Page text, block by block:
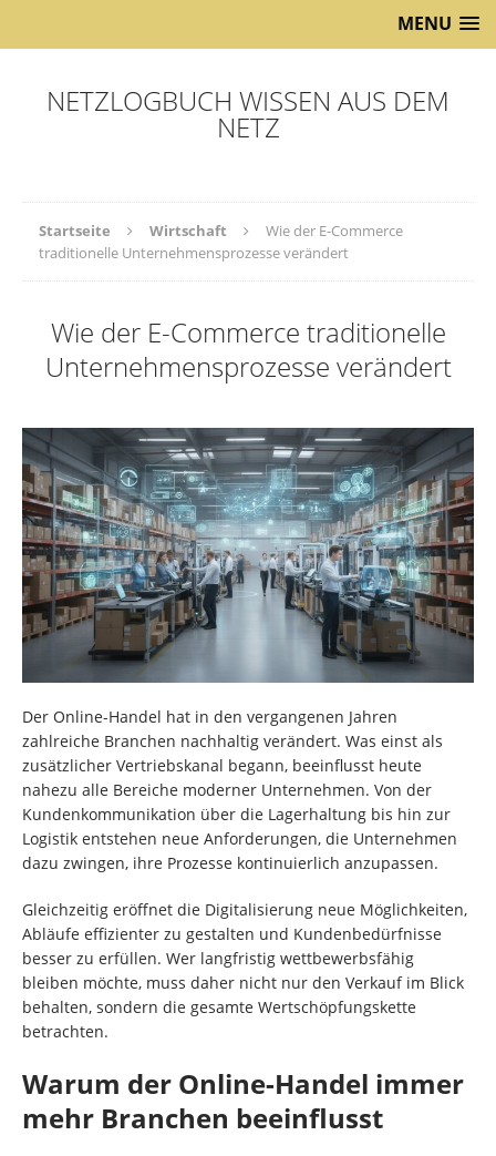
MENU
NETZLOGBUCH WISSEN AUS DEM
NETZ
Startseite Wirtschaft
Wie der E-Commerce
traditionelle Unternehmensprozesse verändert
Wie der E-Commerce traditionelle
Unternehmensprozesse verändert
Der Online-Handel hat in den vergangenen Jahren
zahlreiche Branchen nachhaltig verändert. Was einst als
zusätzlicher Vertriebskanal begann, beeinflusst heute
nahezu alle Bereiche moderner Unternehmen. Von der
Kundenkommunikation über die Lagerhaltung bis hin zur
Logistik entstehen neue Anforderungen, die Unternehmen
dazu zwingen, ihre Prozesse kontinuierlich anzupassen.
Gleichzeitig eröffnet die Digitalisierung neue Möglichkeiten,
Abläufe effizienter zu gestalten und Kundenbedürfnisse
besser zu erfüllen. Wer langfristig wettbewerbsfähig
bleiben möchte, muss daher nicht nur den Verkauf im Blick
behalten, sondern die gesamte Wertschöpfungskette
betrachten.
Warum der Online-Handel immer
mehr Branchen beeinflusst